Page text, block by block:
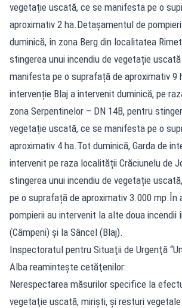
vegetație uscată, ce se manifesta pe o
aproximativ 2 ha.Detașamentul de
duminică, în zona Berg din localitatea
stingerea unui incendiu de vegetație
manifesta pe o suprafață de aproximativ 9
intervenție Blaj a intervenit duminică, pe
zona Serpentinelor – DN 14B, pentru
vegetație uscată, ce se manifesta pe o
aproximativ 4 ha.Tot duminică, Garda de
intervenit pe raza localității Crăciunelu de
stingerea unui incendiu de vegetație
pe o suprafață de aproximativ 3.000 mp.În
pompierii au intervenit la alte doua incendii
(Câmpeni) și la Sâncel (Blaj).
Inspectoratul pentru Situaţii de Urgenţă
Alba reaminteşte cetăţenilor:
Nerespectarea măsurilor specifice la
vegetaţie uscată, mirişti, şi resturi